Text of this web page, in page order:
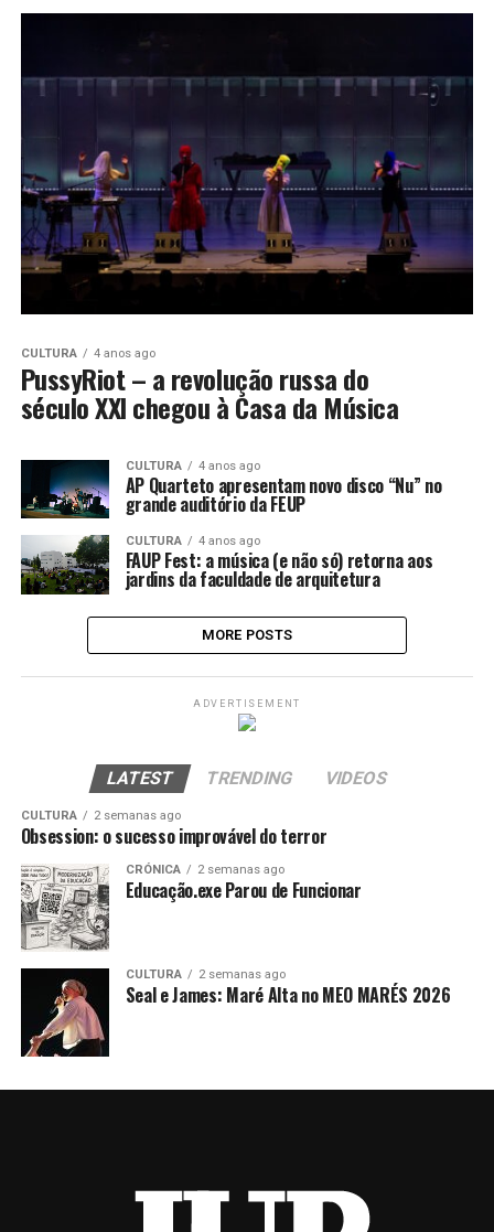
CULTURA 4 anos ago
PussyRiot – a revolução russa do
século XXI chegou à Casa da Música
CULTURA 4 anos ago
AP Quarteto apresentam novo disco “Nu” no
grande auditório da FEUP
CULTURA 4 anos ago
FAUP Fest: a música (e não só) retorna aos
jardins da faculdade de arquitetura
MORE POSTS
ADVERTISEMENT
LATEST TRENDING VIDEOS
CULTURA 2 semanas ago
Obsession: o sucesso improvável do terror
CRÓNICA 2 semanas ago
Educação.exe Parou de Funcionar
CULTURA 2 semanas ago
Seal e James: Maré Alta no MEO MARÉS 2026